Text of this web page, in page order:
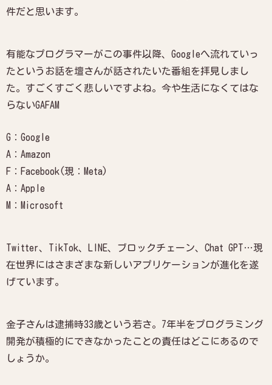
件だと思います。
有能なプログラマーがこの事件以降、Googleへ流れていっ
たというお話を壇さんが話されたいた番組を拝見しまし
た。 すごくすごく悲しいですよね。今や生活になくてはな
らないGAFAM
G：Google
A：Amazon
F：Facebook(現：Meta)
A：Apple
M：Microsoft
Twitter、TikTok、LINE、ブロックチェーン、Chat GPT…現
在世界にはさまざまな新しいアプリケーションが進化を遂
げています。
金子さんは逮捕時33歳という若さ。7年半をプログラミング
開発が積極的にできなかったことの責任はどこにあるので
しょうか。